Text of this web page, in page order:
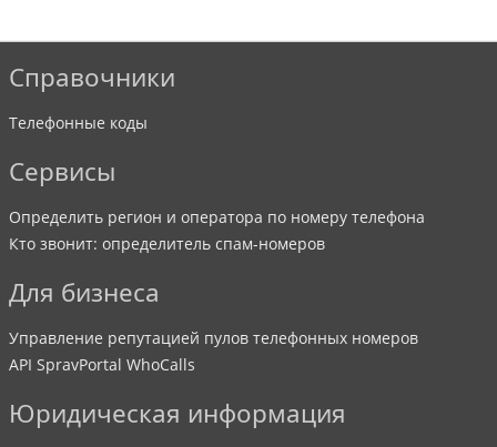
Справочники
Телефонные коды
Сервисы
Определить регион и оператора по номеру телефона
Кто звонит: определитель спам-номеров
Для бизнеса
Управление репутацией пулов телефонных номеров
API SpravPortal WhoCalls
Юридическая информация